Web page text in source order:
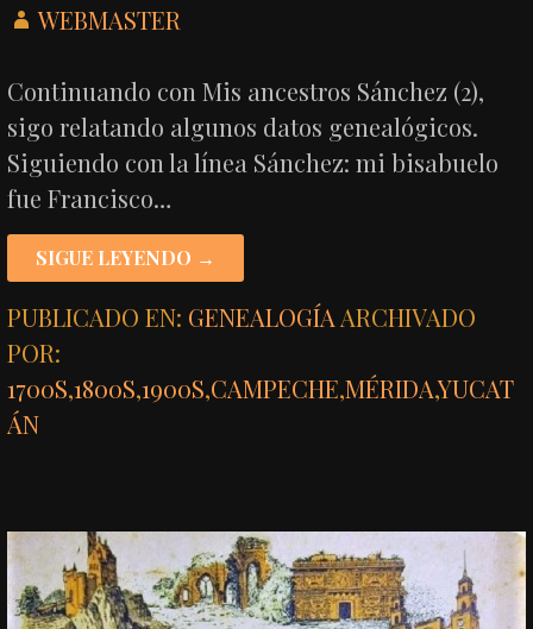
WEBMASTER
Continuando con Mis ancestros Sánchez (2),
sigo relatando algunos datos genealógicos.
Siguiendo con la línea Sánchez: mi bisabuelo
fue Francisco…
SIGUE LEYENDO →
PUBLICADO EN: GENEALOGÍA ARCHIVADO
POR:
1700S,1800S,1900S,CAMPECHE,MÉRIDA,YUCAT
ÁN